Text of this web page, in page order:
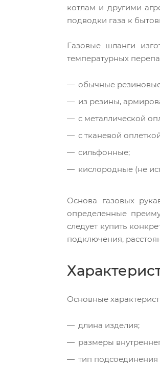
котлам и другими
подводки газа к
Газовые шланги
температурных
обычные
из резины,
с металлической
с тканевой
сильфонные;
кислородные (не
Основа газовых
определенные
следует купить
подключения,
Основные
длина изделия;
размеры
тип подсоединения